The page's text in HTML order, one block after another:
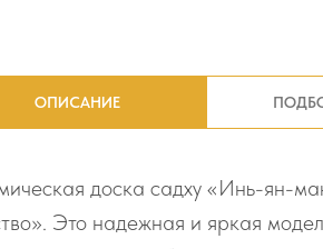
ОПИСАНИЕ
доска садху «Инь-ян-
Это надежная и яркая